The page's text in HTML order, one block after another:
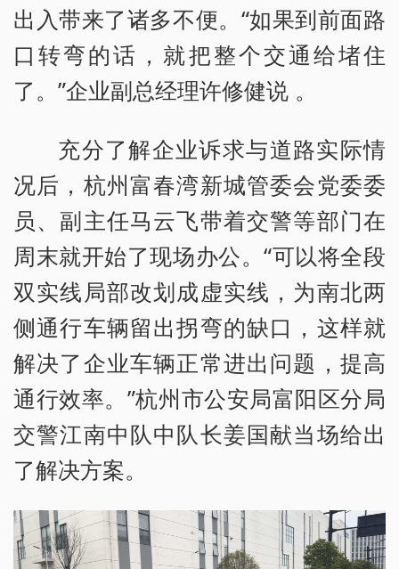
出入带来了诸多不便。“如果到前面路
口转弯的话，就把整个交通给堵住
了。”企业副总经理许修健说 。
充分了解企业诉求与道路实际情
况后，杭州富春湾新城管委会党委委
员、副主任马云飞带着交警等部门在
周末就开始了现场办公。“可以将全段
双实线局部改划成虚实线，为南北两
侧通行车辆留出拐弯的缺口，这样就
解决了企业车辆正常进出问题，提高
通行效率。”杭州市公安局富阳区分局
交警江南中队中队长姜国献当场给出
了解决方案。